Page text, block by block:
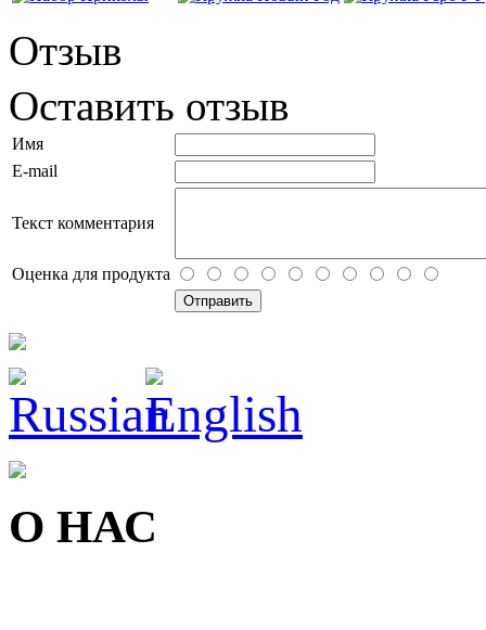
Отзыв
Оставить отзыв
Имя
E-mail
Текст комментария
Оценка для продукта
О НАС